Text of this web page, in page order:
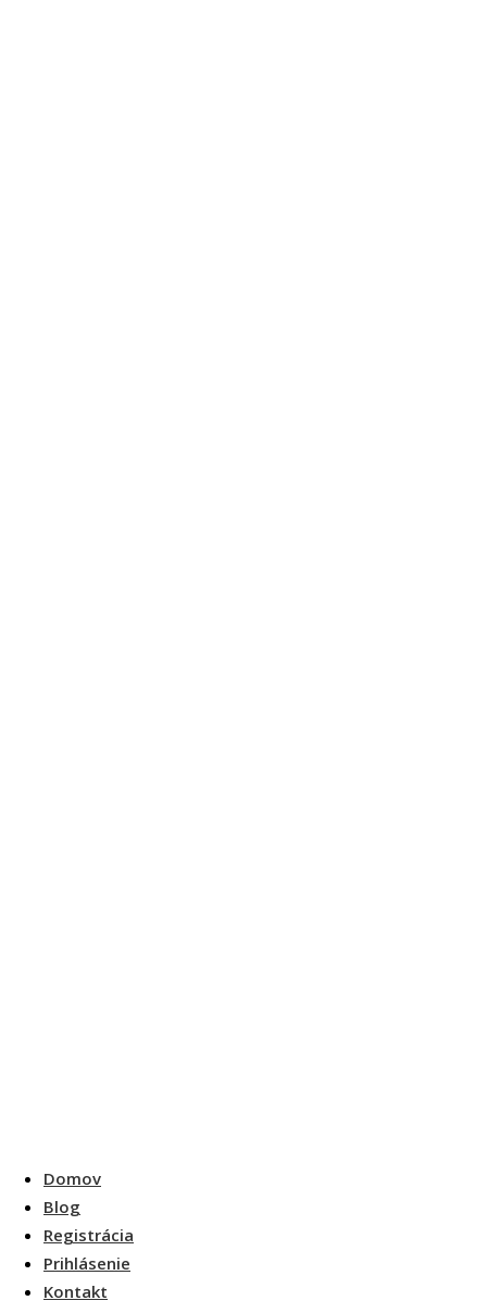
Domov
Blog
Registrácia
Prihlásenie
Kontakt